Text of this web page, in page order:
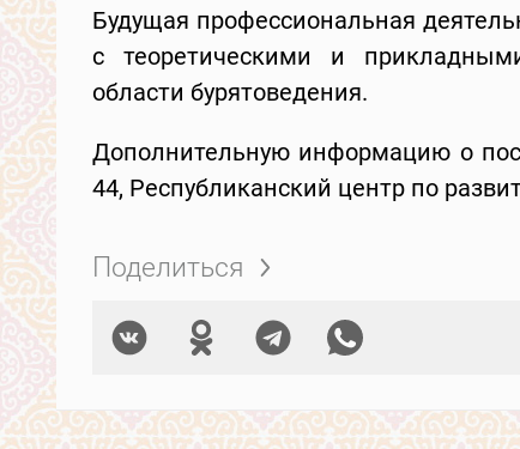
Будущая профессиональная
с теоретическими и
области бурятоведения.
Дополнительную информацию о
44, Республиканский центр по
Поделиться